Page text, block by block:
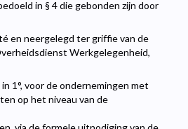
in § 4 die gebonden zijn door
en neergelegd ter griffie van de
Werkgelegenheid,
1°, voor de ondernemingen met
op het niveau van de